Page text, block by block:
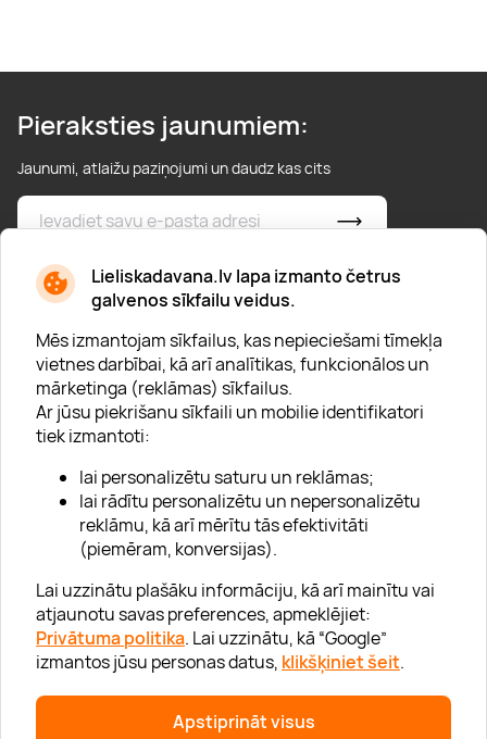
Lieliskadavana.lv lapa izmanto četrus
galvenos sīkfailu veidus.
Mēs izmantojam sīkfailus, kas nepieciešami tīmekļa
vietnes darbībai, kā arī analītikas, funkcionālos un
mārketinga (reklāmas) sīkfailus.
Ar jūsu piekrišanu sīkfaili un mobilie identifikatori
tiek izmantoti:
lai personalizētu saturu un reklāmas;
lai rādītu personalizētu un nepersonalizētu
reklāmu, kā arī mērītu tās efektivitāti
(piemēram, konversijas).
Lai uzzinātu plašāku informāciju, kā arī mainītu vai
atjaunotu savas preferences, apmeklējiet:
Privātuma politika. Lai uzzinātu, kā “Google”
izmantos jūsu personas datus, klikšķiniet šeit.
Apstiprināt visus
Pieraksties jaunumiem:
Jaunumi, atlaižu paziņojumi un daudz kas cits
* Esmu iepazinies/usies ar privātuma politiku
Par "Lieliska dāvana"
Uzņēmumiem
Palīdzība
“GERA DOVANA” GRUPA